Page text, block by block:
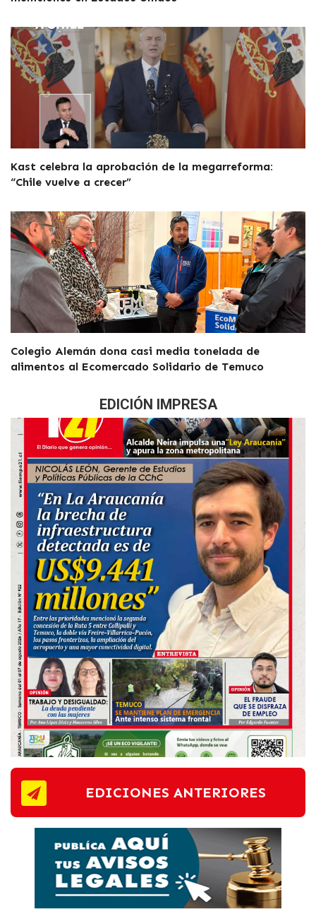
Kast celebra la aprobación de la megarreforma:
“Chile vuelve a crecer”
Colegio Alemán dona casi media tonelada de
alimentos al Ecomercado Solidario de Temuco
EDICIÓN IMPRESA
EDICIONES ANTERIORES